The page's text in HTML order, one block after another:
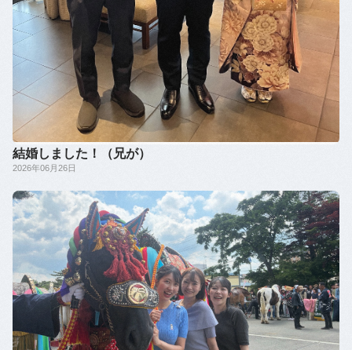
結婚しました！（兄が）
2026年06月26日